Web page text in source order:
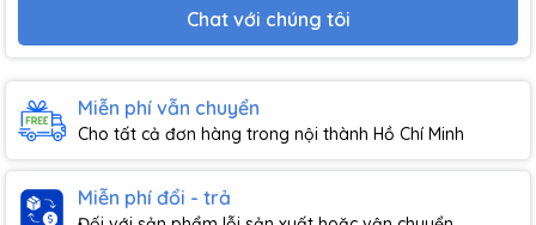
Chat với chúng tôi
Miễn phí vẫn chuyển
Cho tất cả đơn hàng trong nội thành Hồ Chí Minh
Miễn phí đổi - trả